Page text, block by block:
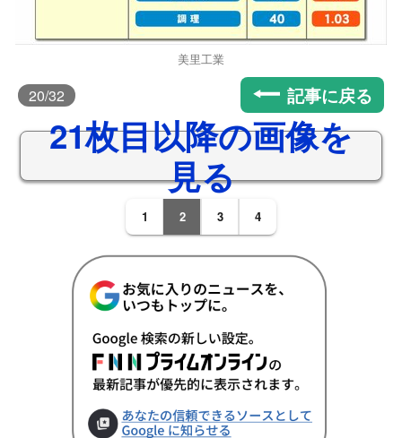
美里工業
20/32 記事に戻る
21枚目以降の画像を
見る
1 2 3 4